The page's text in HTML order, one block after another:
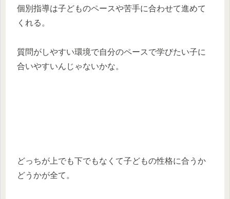
個別指導は子どものペースや苦手に合わせて進めて
くれる。
質問がしやすい環境で自分のペースで学びたい子に
合いやすいんじゃないかな。
どっちが上でも下でもなくて子どもの性格に合うか
どうかが全て。